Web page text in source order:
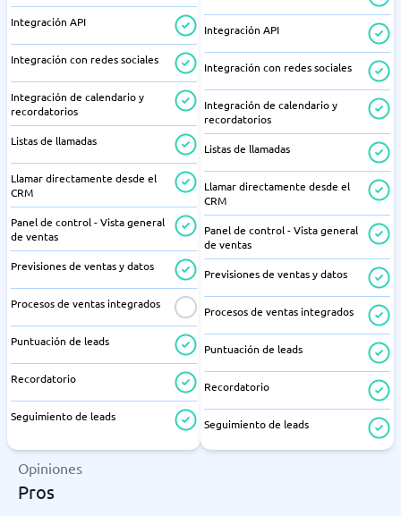
Integración API
Integración con redes sociales
Integración de calendario y
recordatorios
Listas de llamadas
Llamar directamente desde el
CRM
Panel de control - Vista general
de ventas
Previsiones de ventas y datos
Procesos de ventas integrados
Puntuación de leads
Recordatorio
Seguimiento de leads
Integración API
Integración con redes sociales
Integración de calendario y
recordatorios
Listas de llamadas
Llamar directamente desde el
CRM
Panel de control - Vista general
de ventas
Previsiones de ventas y datos
Procesos de ventas integrados
Puntuación de leads
Recordatorio
Seguimiento de leads
Opiniones
Pros